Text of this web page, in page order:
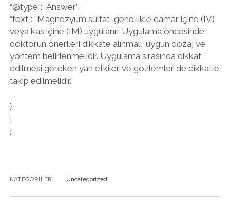
“@type”: “Answer”,
“text”: “Magnezyum sülfat, genellikle damar içine (IV)
veya kas içine (IM) uygulanır. Uygulama öncesinde
doktorun önerileri dikkate alınmalı, uygun dozaj ve
yöntem belirlenmelidir. Uygulama sırasında dikkat
edilmesi gereken yan etkiler ve gözlemler de dikkatle
takip edilmelidir.”
}
]
}
KATEGORILER: Uncategorized